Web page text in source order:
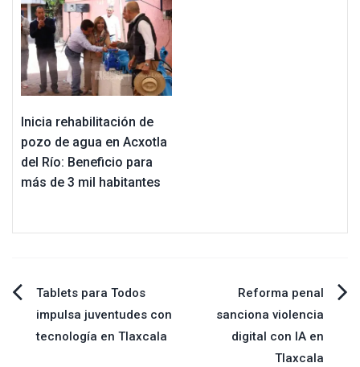
Inicia rehabilitación de
pozo de agua en Acxotla
del Río: Beneficio para
más de 3 mil habitantes
Navegación
de
Tablets para Todos
impulsa juventudes con
tecnología en Tlaxcala
Reforma penal
sanciona violencia
digital con IA en
Tlaxcala